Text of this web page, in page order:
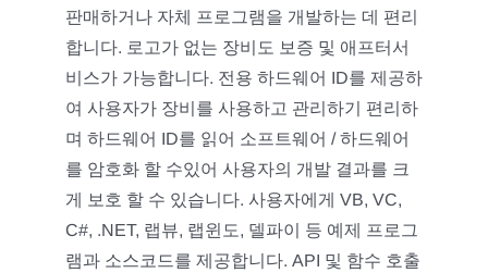
판매하거나 자체 프로그램을 개발하는 데 편리
합니다. 로고가 없는 장비도 보증 및 애프터서
비스가 가능합니다. 전용 하드웨어 ID를 제공하
여 사용자가 장비를 사용하고 관리하기 편리하
며 하드웨어 ID를 읽어 소프트웨어 / 하드웨어
를 암호화 할 수있어 사용자의 개발 결과를 크
게 보호 할 수 있습니다. 사용자에게 VB, VC,
C#, .NET, 랩뷰, 랩윈도, 델파이 등 예제 프로그
램과 소스코드를 제공합니다. API 및 함수 호출